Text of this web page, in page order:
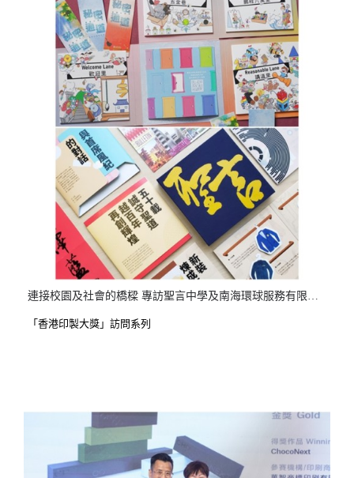
連接校園及社會的橋樑 專訪聖言中學及南海環球服務有限公司
「香港印製大獎」訪問系列